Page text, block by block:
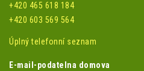
+420 465 618 184
+420 603 569 564
Úplný telefonní seznam
E-mail-podatelna domova